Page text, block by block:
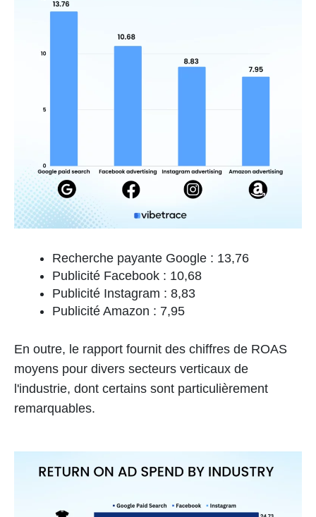
Recherche payante Google : 13,76
Publicité Facebook : 10,68
Publicité Instagram : 8,83
Publicité Amazon : 7,95
En outre, le rapport fournit des chiffres de ROAS
moyens pour divers secteurs verticaux de
l'industrie, dont certains sont particulièrement
remarquables.